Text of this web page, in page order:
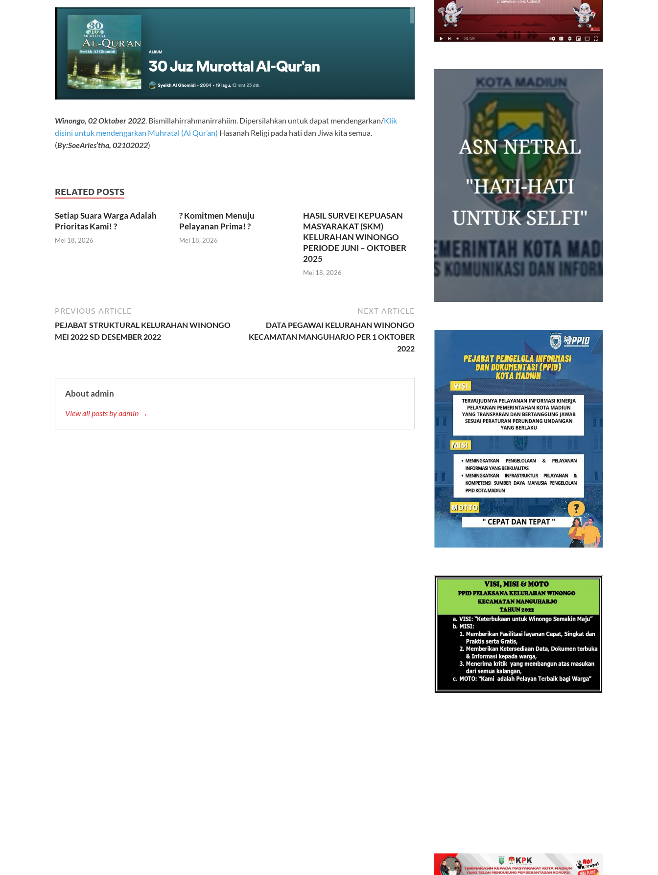
Winongo, 02 Oktober 2022. Bismillahirrahmanirrahiim. Dipersilahkan untuk dapat mendengarkan/Klik
disini untuk mendengarkan Muhratal (Al Qur’an) Hasanah Religi pada hati dan Jiwa kita semua.
(By:SoeAries’tha, 02102022)
RELATED POSTS
Setiap Suara Warga Adalah
Prioritas Kami! ?
Mei 18, 2026
? Komitmen Menuju
Pelayanan Prima! ?
Mei 18, 2026
HASIL SURVEI KEPUASAN
MASYARAKAT (SKM)
KELURAHAN WINONGO
PERIODE JUNI – OKTOBER
2025
Mei 18, 2026
PREVIOUS ARTICLE
PEJABAT STRUKTURAL KELURAHAN WINONGO
MEI 2022 SD DESEMBER 2022
NEXT ARTICLE
DATA PEGAWAI KELURAHAN WINONGO
KECAMATAN MANGUHARJO PER 1 OKTOBER
2022
About admin
View all posts by admin →